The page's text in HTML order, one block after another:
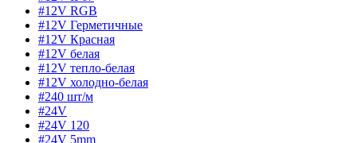
#12V RGB
#12V Герметичные
#12V Красная
#12V белая
#12V тепло-белая
#12V холодно-белая
#240 шт/м
#24V
#24V 120
#24V 5mm